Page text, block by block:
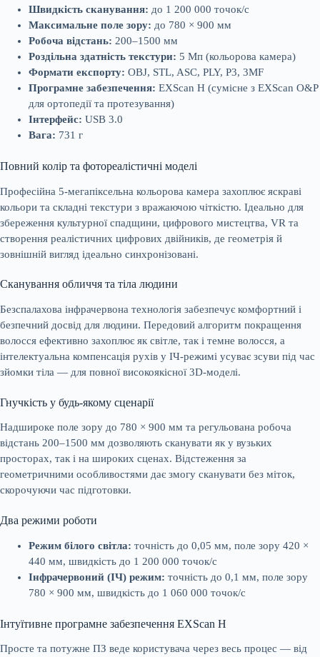
Швидкість сканування: до 1 200 000 точок/с
Максимальне поле зору: до 780 × 900 мм
Робоча відстань: 200–1500 мм
Роздільна здатність текстури: 5 Мп (кольорова камера)
Формати експорту: OBJ, STL, ASC, PLY, P3, 3MF
Програмне забезпечення: EXScan H (сумісне з EXScan O&P
для ортопедії та протезування)
Інтерфейс: USB 3.0
Вага: 731 г
Повний колір та фотореалістичні моделі
Професійна 5-мегапіксельна кольорова камера захоплює яскраві
кольори та складні текстури з вражаючою чіткістю. Ідеально для
збереження культурної спадщини, цифрового мистецтва, VR та
створення реалістичних цифрових двійників, де геометрія й
зовнішній вигляд ідеально синхронізовані.
Сканування обличчя та тіла людини
Безспалахова інфрачервона технологія забезпечує комфортний і
безпечний досвід для людини. Передовий алгоритм покращення
волосся ефективно захоплює як світле, так і темне волосся, а
інтелектуальна компенсація рухів у ІЧ-режимі усуває зсуви під час
зйомки тіла — для повної високоякісної 3D-моделі.
Гнучкість у будь-якому сценарії
Надшироке поле зору до 780 × 900 мм та регульована робоча
відстань 200–1500 мм дозволяють сканувати як у вузьких
просторах, так і на широких сценах. Відстеження за
геометричними особливостями дає змогу сканувати без міток,
скорочуючи час підготовки.
Два режими роботи
Режим білого світла: точність до 0,05 мм, поле зору 420 ×
440 мм, швидкість до 1 200 000 точок/с
Інфрачервоний (ІЧ) режим: точність до 0,1 мм, поле зору
780 × 900 мм, швидкість до 1 060 000 точок/с
Інтуїтивне програмне забезпечення EXScan H
Просте та потужне ПЗ веде користувача через весь процес — від